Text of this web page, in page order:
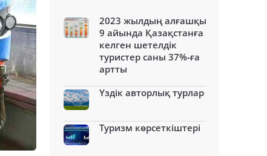
2023 жылдың алғашқы
9 айында Қазақстанға
келген шетелдік
туристер саны 37%-ға
артты
Үздік авторлық турлар
Туризм көрсеткіштері